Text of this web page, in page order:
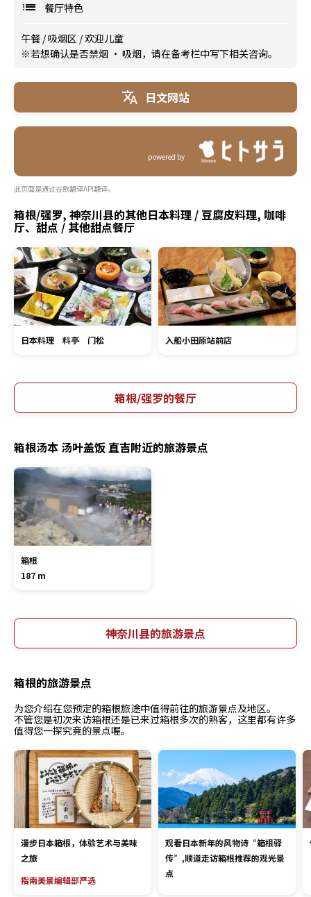
餐厅特色
午餐 /吸烟区 /欢迎儿童
※若想确认是否禁烟 · 吸烟，请在备考栏中写下相关咨询。
日文网站
powered by
此页面是通过谷歌翻译API翻译。
箱根/强罗, 神奈川县的其他日本料理 / 豆腐皮料理, 咖啡
厅、甜点 / 其他甜点餐厅
日本料理 料亭 门松 入船小田原站前店
箱根/强罗的餐厅
箱根汤本 汤叶盖饭 直吉附近的旅游景点
箱根
187 m
神奈川县的旅游景点
箱根的旅游景点
为您介绍在您预定的箱根旅途中值得前往的旅游景点及地区。
不管您是初次来访箱根还是已来过箱根多次的熟客，这里都有许多
值得您一探究竟的景点喔。
漫步日本箱根，体验艺术与美味
之旅
指南美景编辑部严选
观看日本新年的风物诗“箱根驿
传”,顺道走访箱根推荐的观光景
点